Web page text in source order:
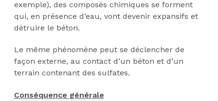
exemple), des composés chimiques se forment
qui, en présence d’eau, vont devenir expansifs et
détruire le béton.
Le même phénomène peut se déclencher de
façon externe, au contact d’un béton et d’un
terrain contenant des sulfates.
Conséquence générale